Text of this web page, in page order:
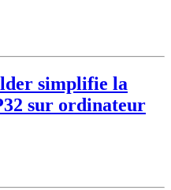
simplifie la
sur ordinateur